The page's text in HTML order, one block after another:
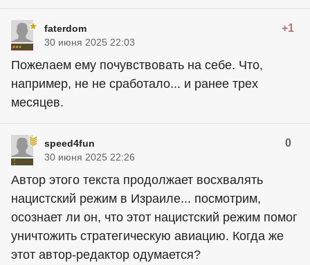
faterdom +1
30 июня 2025 22:03
Пожелаем ему почувствовать на себе. Что,
например, не не сработало... и ранее трех
месяцев.
speed4fun 0
30 июня 2025 22:26
Автор этого текста продолжает восхвалять
нацистский режим в Израиле... посмотрим,
осознает ли он, что этот нацистский режим помог
уничтожить стратегическую авиацию. Когда же
этот автор-редактор одумается?